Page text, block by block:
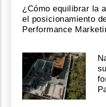
Agosto
05,
¡Rumbo
a
¿Cómo equilibrar la
el posicionamiento
Performance